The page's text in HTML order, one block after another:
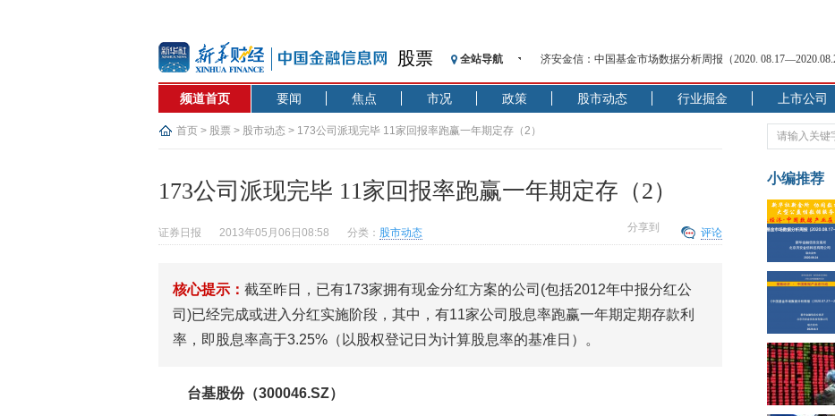
股票 全站导航
记者手记：疫情下的香港零售业如何浴火重生？
济安金信：中国基金市场数据分析周报（2020.
在“隐秘的角落”
央行公开市场净投放300亿元 短端资金利率明显下行
基本面及股市双轮冲击 债市回调十年期债表现最弱
恒生聚源：北斗收官之星发射成功，全产业链解析
济安金信：中国基金市场数据分析周报（2020.
频道首页 要闻 焦点 市况 政策 股市动态 行业掘金 上市公司
首页 > 股票 > 股市动态 > 173公司派现完毕 11家回报率跑赢一年期定存（2）
173公司派现完毕 11家回报率跑赢一年期定存（2）
评论
分享到
证券日报 2013年05月06日08:58 分类： 股市动态
核心提示： 截至昨日，已有173家拥有现金分红方案的公司(包括2012年中报分红公
司)已经完成或进入分红实施阶段，其中，有11家公司股息率跑赢一年期定期存款利
率，即股息率高于3.25%（以股权登记日为计算股息率的基准日）。
台基股份（300046.SZ）
小编推荐